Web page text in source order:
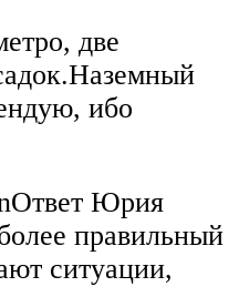
две
ибо
Юрия
правильный
ситуации,